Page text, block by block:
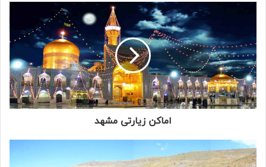
اماکن زیارتی مشهد